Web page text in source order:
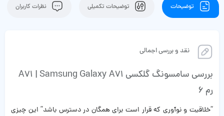
توضیحات توضیحات تکمیلی نظرات کاربران
نقد و بررسی اجمالی
بررسی سامسونگ گلکسی A71 | Samsung Galaxy A71
رم 6
“خلاقیت و نوآوری که قرار است برای همگان در دسترس باشد” این چیزی